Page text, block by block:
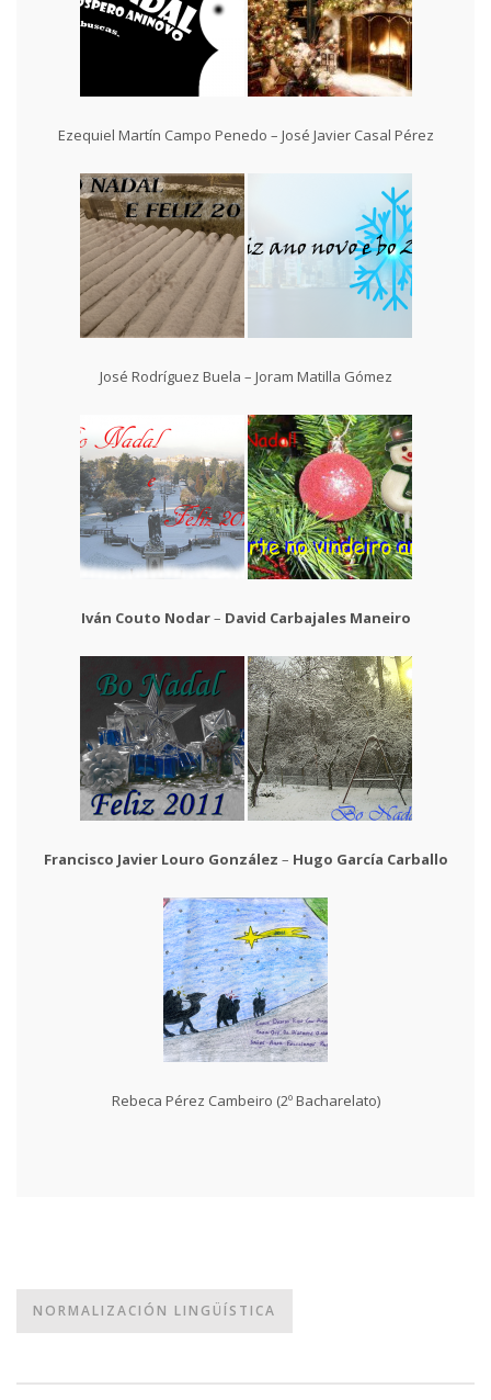
Ezequiel Martín Campo Penedo – José Javier Casal Pérez
José Rodríguez Buela – Joram Matilla Gómez
Iván Couto Nodar– David Carbajales Maneiro
Francisco Javier Louro González – Hugo García Carballo
Rebeca Pérez Cambeiro (2º Bacharelato)
NORMALIZACIÓN LINGÜÍSTICA